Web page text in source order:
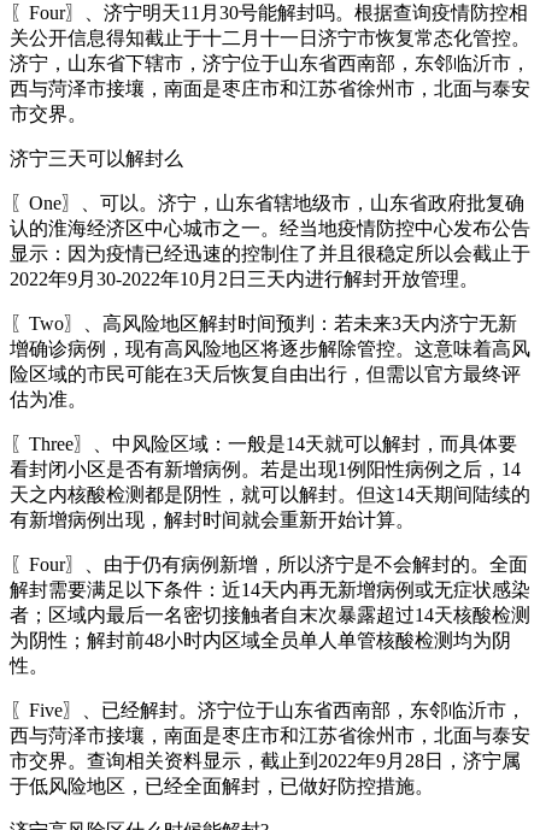
〖Four〗、济宁明天11月30号能解封吗。根据查询疫情防控相
关公开信息得知截止于十二月十一日济宁市恢复常态化管控。
济宁，山东省下辖市，济宁位于山东省西南部，东邻临沂市，
西与菏泽市接壤，南面是枣庄市和江苏省徐州市，北面与泰安
市交界。
济宁三天可以解封么
〖One〗、可以。济宁，山东省辖地级市，山东省政府批复确
认的淮海经济区中心城市之一。经当地疫情防控中心发布公告
显示：因为疫情已经迅速的控制住了并且很稳定所以会截止于
2022年9月30-2022年10月2日三天内进行解封开放管理。
〖Two〗、高风险地区解封时间预判：若未来3天内济宁无新
增确诊病例，现有高风险地区将逐步解除管控。这意味着高风
险区域的市民可能在3天后恢复自由出行，但需以官方最终评
估为准。
〖Three〗、中风险区域：一般是14天就可以解封，而具体要
看封闭小区是否有新增病例。若是出现1例阳性病例之后，14
天之内核酸检测都是阴性，就可以解封。但这14天期间陆续的
有新增病例出现，解封时间就会重新开始计算。
〖Four〗、由于仍有病例新增，所以济宁是不会解封的。全面
解封需要满足以下条件：近14天内再无新增病例或无症状感染
者；区域内最后一名密切接触者自末次暴露超过14天核酸检测
为阴性；解封前48小时内区域全员单人单管核酸检测均为阴
性。
〖Five〗、已经解封。济宁位于山东省西南部，东邻临沂市，
西与菏泽市接壤，南面是枣庄市和江苏省徐州市，北面与泰安
市交界。查询相关资料显示，截止到2022年9月28日，济宁属
于低风险地区，已经全面解封，已做好防控措施。